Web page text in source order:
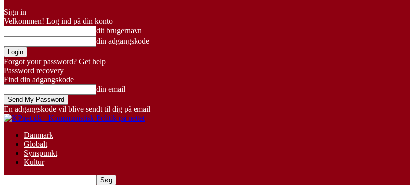
Sign in
Velkommen! Log ind på din konto
dit brugernavn
din adgangskode
Forgot your password? Get help
Password recovery
Find din adgangskode
din email
En adgangskode vil blive sendt til dig på email
Danmark
Globalt
Synspunkt
Kultur